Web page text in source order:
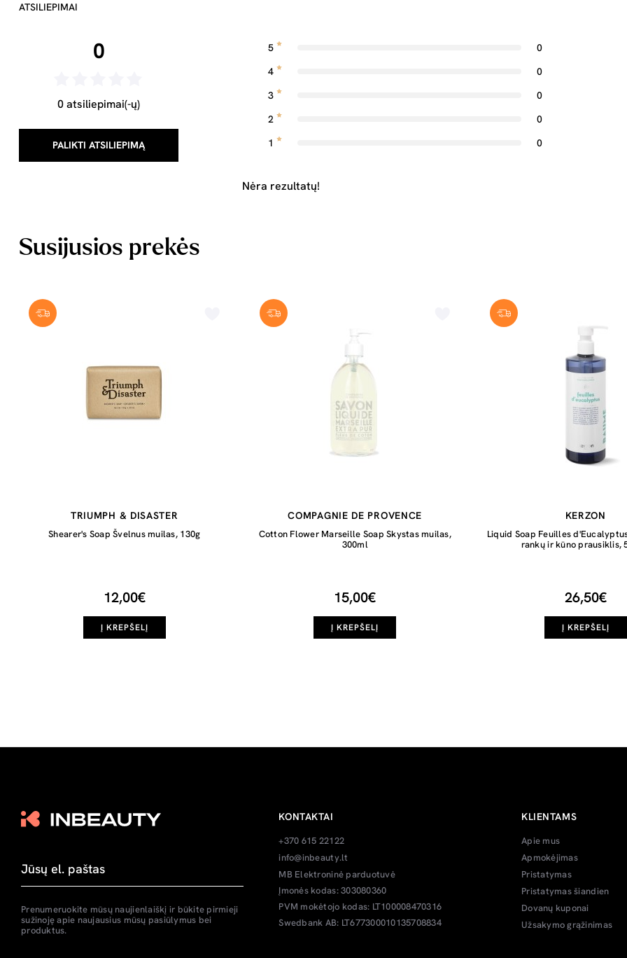
ATSILIEPIMAI
0
0 atsiliepimai(-ų)
PALIKTI ATSILIEPIMĄ
5
0
4
0
3
0
2
0
1
0
Nėra rezultatų!
Susijusios prekės
TRIUMPH & DISASTER
Shearer's Soap Švelnus muilas, 130g
12,00€
Į KREPŠELĮ
COMPAGNIE DE PROVENCE
Cotton Flower Marseille Soap Skystas muilas,
300ml
15,00€
Į KREPŠELĮ
KERZON
Liquid Soap Feuilles
rankų ir kūno prausiklis,
26,50€
Į KREPŠELĮ
Prenumeruokite mūsų naujienlaiškį ir būkite pirmieji
sužinoję apie naujausius mūsų pasiūlymus bei
produktus.
KONTAKTAI
+370 615 22122
info@inbeauty.lt
MB Elektroninė parduotuvė
Įmonės kodas: 303080360
PVM mokėtojo kodas: LT100008470316
Swedbank AB: LT677300010135708834
KLIENTAMS
Apie mus
Apmokėjimas
Pristatymas
Pristatymas šiandien
Dovanų kuponai
Užsakymo grąžinimas